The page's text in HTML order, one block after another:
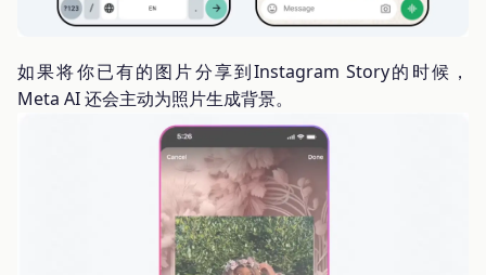
如果将你已有的图片分享到Instagram Story的时候，
Meta AI 还会主动为照片生成背景。